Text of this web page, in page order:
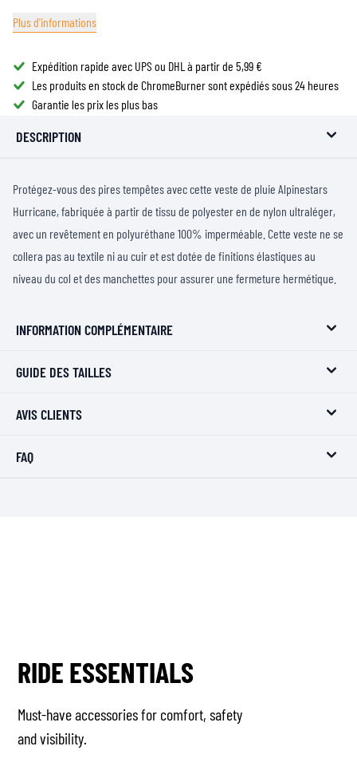
Plus d'informations
Expédition rapide avec UPS ou DHL à partir de 5,99 €
Les produits en stock de ChromeBurner sont expédiés sous 24 heures
Garantie les prix les plus bas
DESCRIPTION
Protégez-vous des pires tempêtes avec cette veste de pluie Alpinestars
Hurricane, fabriquée à partir de tissu de polyester en de nylon ultraléger,
avec un revêtement en polyuréthane 100% imperméable. Cette veste ne se
collera pas au textile ni au cuir et est dotée de finitions élastiques au
niveau du col et des manchettes pour assurer une fermeture hermétique.
INFORMATION COMPLÉMENTAIRE
GUIDE DES TAILLES
AVIS CLIENTS
FAQ
RIDE ESSENTIALS
Must-have accessories for comfort, safety
and visibility.